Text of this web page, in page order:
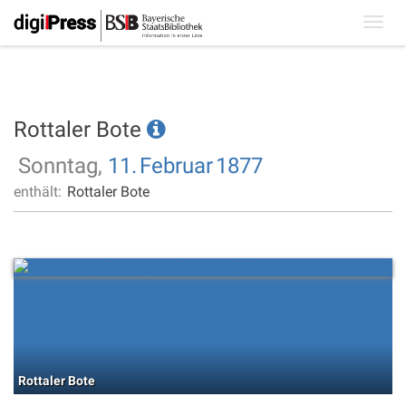
Rottaler Bote
Sonntag, 11. Februar1877
enthält: Rottaler Bote
Rottaler Bote